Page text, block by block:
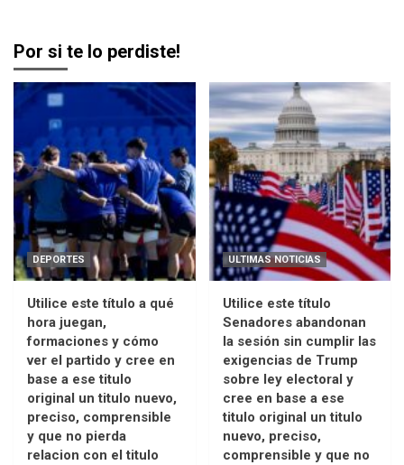
Por si te lo perdiste!
DEPORTES
Utilice este título a qué
hora juegan,
formaciones y cómo
ver el partido y cree en
base a ese titulo
original un titulo nuevo,
preciso, comprensible
y que no pierda
relacion con el titulo
ULTIMAS NOTICIAS
Utilice este título
Senadores abandonan
la sesión sin cumplir las
exigencias de Trump
sobre ley electoral y
cree en base a ese
titulo original un titulo
nuevo, preciso,
comprensible y que no